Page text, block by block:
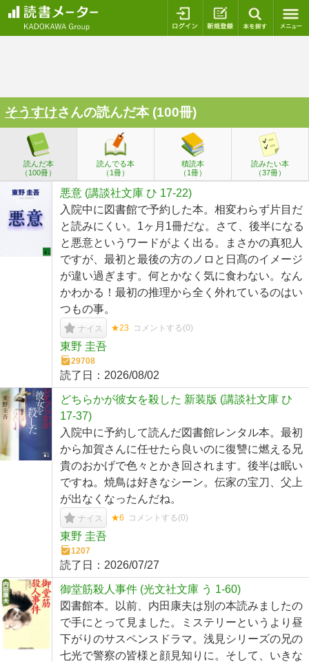
ログイン 新規登録
そうすけさんの読んだ本 (100冊)
読んだ本
（100冊）
読んでる本
（1冊）
積読本
（1冊）
読みたい本
（37冊）
悪意 (講談社文庫 ひ 17-22)
入院中に図書館で予約した本。相変わらず片目だ
と読みにくい。1ヶ月1冊だな。さて、後半になる
と悪意というワードがよく出る。まさかの真犯人
ですが、最初と最後の方のノロと日髙のイメージ
が違い過ぎます。何とかなく気に食わない。なん
かわかる！最初の推理から全く外れているのはい
つもの事。
ナイス ★23 コメントする(0)
東野 圭吾
29708
読了日： 2026/08/02
どちらかが彼女を殺した 新装版 (講談社文庫 ひ
17-37)
入院中に予約して読んだ図書館レンタル本。最初
から加賀さんに任せたら良いのに復讐に燃える兄
貴のおかげで色々とかき回されます。後半は眠い
ですね。焼鳥は好きなシーン。伝家の宝刀、父上
が出なくなったんだね。
ナイス ★6 コメントする(0)
東野 圭吾
1207
読了日： 2026/07/27
御堂筋殺人事件 (光文社文庫 う 1-60)
図書館本。以前、内田康夫は別の本読みましたの
で手にとって見ました。ミステリーというより昼
下がりのサスペンスドラマ。浅見シリーズの兄の
七光で警察の皆様と顔見知りに。そして、いきな